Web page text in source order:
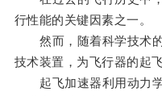
行性能的关键因素之一。
然而，随着科学技术的
技术装置，为飞行器的起
起飞加速器利用动力学